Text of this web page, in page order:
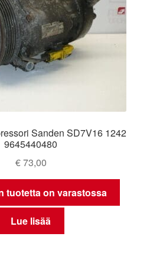
Sanden SD7V16 1242
9645440480
€73,00
tuotetta on varastossa
Lue lisää